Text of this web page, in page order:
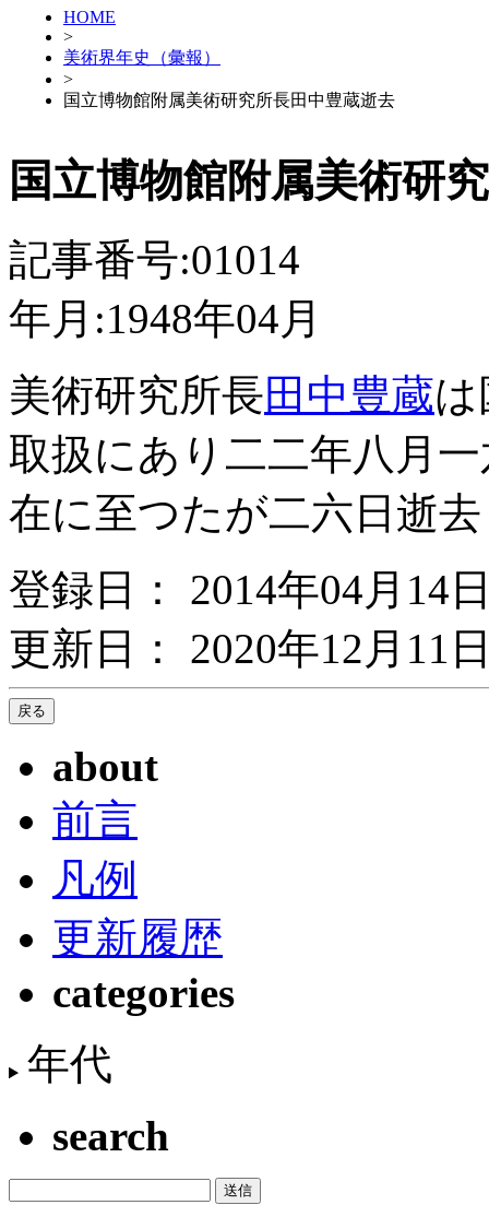
HOME
>
美術界年史（彙報）
>
国立博物館附属美術研究所長田中豊蔵逝去
国立博物館附属美術研
記事番号:01014
年月:1948年04月
美術研究所長田中豊蔵は
取扱にあり二二年八月
在に至つたが二六日逝
登録日： 2014年04月14
更新日： 2020年12月11
about
前言
凡例
更新履歴
categories
年代
search